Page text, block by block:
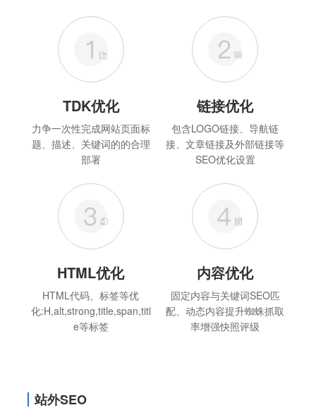
TDK优化
力争一次性完成网站页面标
题、描述、关键词的的合理
部署
链接优化
包含LOGO链接、导航链
接、文章链接及外部链接等
SEO优化设置
HTML优化
HTML代码、标签等优
化:H,alt,strong,title,span,titl
e等标签
内容优化
固定内容与关键词SEO匹
配、动态内容提升蜘蛛抓取
率增强快照评级
站外SEO